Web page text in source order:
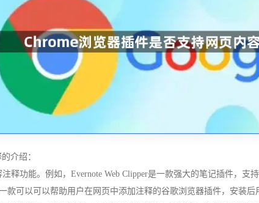
介绍：
释功能。例如，Evernote Web Clipper是一款强大的笔记插件，
款可以可以帮助用户在网页中添加注释的谷歌浏览器插件，安装